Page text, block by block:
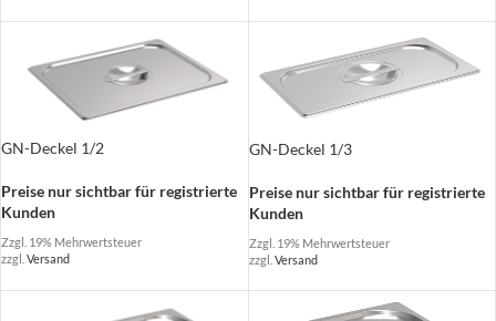
GN-Deckel 1/2
Preise nur sichtbar für registrierte
Kunden
Zzgl. 19% Mehrwertsteuer
zzgl. Versand
GN-Deckel 1/3
Preise nur sichtbar für registrierte
Kunden
Zzgl. 19% Mehrwertsteuer
zzgl. Versand